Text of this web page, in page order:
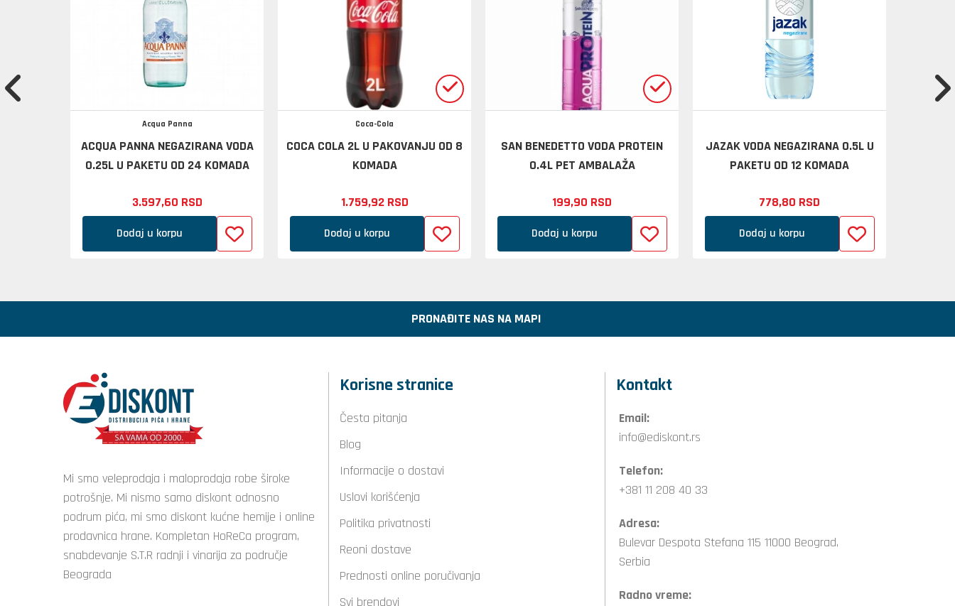
Acqua Panna
ACQUA PANNA NEGAZIRANA VODA
0.25L U PAKETU OD 24 KOMADA
3.597,60 RSD
Dodaj u korpu
Coca-Cola
COCA COLA 2L U PAKOVANJU OD 8
KOMADA
1.759,92 RSD
Dodaj u korpu
SAN BENEDETTO VODA PROTEIN
0.4L PET AMBALAŽA
199,90 RSD
Dodaj u korpu
JAZAK VODA NEGAZIRANA 0.5L U
PAKETU OD 12 KOMADA
778,80 RSD
Dodaj u korpu
PRONAĐITE NAS NA MAPI
Mi smo veleprodaja i maloprodaja robe široke
potrošnje. Mi nismo samo diskont odnosno
podrum pića, mi smo diskont kućne hemije i online
prodavnica hrane. Kompletan HoReCa program,
snabdevanje S.T.R radnji i vinarija za područje
Beograda
Korisne stranice
Česta pitanja
Blog
Informacije o dostavi
Uslovi korišćenja
Politika privatnosti
Reoni dostave
Prednosti online poručivanja
Svi brendovi
Kontakt
Email:
info@ediskont.rs
Telefon:
+381 11 208 40 33
Adresa:
Bulevar Despota Stefana 115 11000 Beograd,
Serbia
Radno vreme: